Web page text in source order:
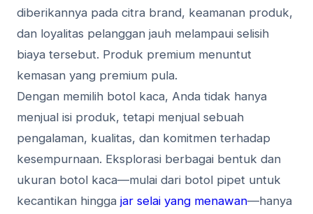
diberikannya pada citra brand, keamanan produk,
dan loyalitas pelanggan jauh melampaui selisih
biaya tersebut. Produk premium menuntut
kemasan yang premium pula.
Dengan memilih botol kaca, Anda tidak hanya
menjual isi produk, tetapi menjual sebuah
pengalaman, kualitas, dan komitmen terhadap
kesempurnaan. Eksplorasi berbagai bentuk dan
ukuran botol kaca—mulai dari botol pipet untuk
kecantikan hingga jar selai yang menawan—hanya